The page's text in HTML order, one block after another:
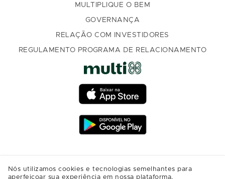
Nós utilizamos cookies e tecnologias semelhantes para
aperfeiçoar sua experiência em nossa plataforma,
MULTIPLIQUE O BEM
GOVERNANÇA
RELAÇÃO COM INVESTIDORES
REGULAMENTO PROGRAMA DE RELACIONAMENTO